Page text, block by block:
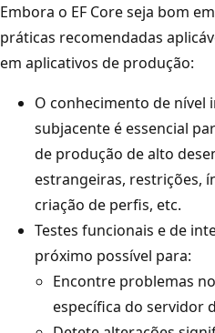
Embora o EF Core seja bom
práticas recomendadas
em aplicativos de produção:
O conhecimento de
subjacente é essencial
de produção de alto
estrangeiras, restrições,
criação de perfis, etc.
Testes funcionais e de
próximo possível para:
Encontre problemas
específica do servidor